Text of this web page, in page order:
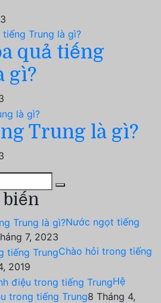
quả tiếng
gì?
Trung là gì?
biến
Nước ngọt tiếng
7, 2023
Chào hỏi trong tiếng
2019
Hệ
trong tiếng Trung8 Tháng 4,